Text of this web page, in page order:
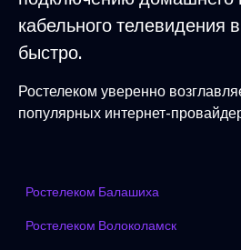
кабельного телевидения
быстро.
Ростелеком уверенно
популярных интернет-
Ростелеком Балашиха
Ростелеком Волоколамск